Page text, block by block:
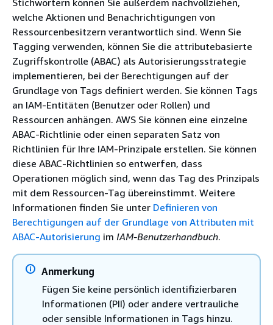
Stichwörtern können Sie außerdem nachvollziehen,
welche Aktionen und Benachrichtigungen von
Ressourcenbesitzern verantwortlich sind. Wenn Sie
Tagging verwenden, können Sie die attributebasierte
Zugriffskontrolle (ABAC) als Autorisierungsstrategie
implementieren, bei der Berechtigungen auf der
Grundlage von Tags definiert werden. Sie können Tags
an IAM-Entitäten (Benutzer oder Rollen) und
Ressourcen anhängen. AWS Sie können eine einzelne
ABAC-Richtlinie oder einen separaten Satz von
Richtlinien für Ihre IAM-Prinzipale erstellen. Sie können
diese ABAC-Richtlinien so entwerfen, dass
Operationen möglich sind, wenn das Tag des Prinzipals
mit dem Ressourcen-Tag übereinstimmt. Weitere
Informationen finden Sie unter Definieren von
Berechtigungen auf der Grundlage von Attributen mit
ABAC-Autorisierung im IAM-Benutzerhandbuch.
Anmerkung
Fügen Sie keine persönlich identifizierbaren
Informationen (PII) oder andere vertrauliche
oder sensible Informationen in Tags hinzu.